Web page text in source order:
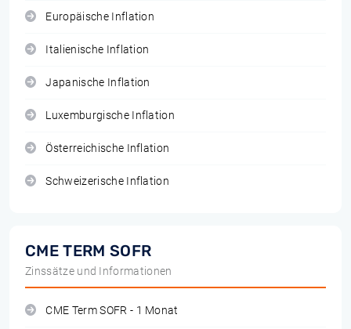
Europäische Inflation
Italienische Inflation
Japanische Inflation
Luxemburgische Inflation
Österreichische Inflation
Schweizerische Inflation
CME TERM SOFR
Zinssätze und Informationen
CME Term SOFR - 1 Monat